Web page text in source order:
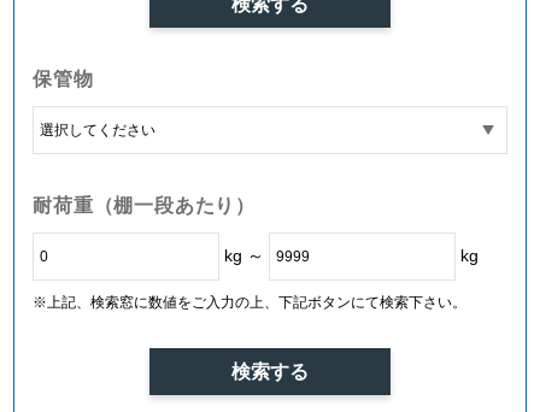
保管物
耐荷重（棚一段あたり）
kg ～ kg
※上記、検索窓に数値をご入力の上、下記ボタンにて検索下さい。